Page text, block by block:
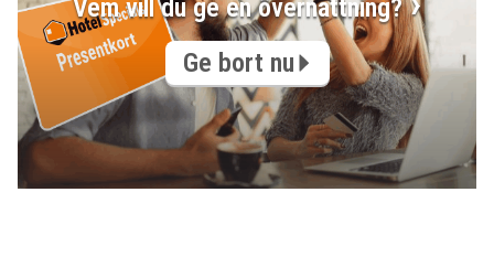
Vem vill du ge en övernattning?
Ge bort nu